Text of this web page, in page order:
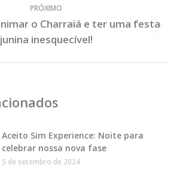
PRÓXIMO
Próximo
Post:
o Charraiá e ter uma festa
junina inesquecível!
Aceito Sim Experience: Noite para
celebrar nossa nova fase
5 de setembro de 2024